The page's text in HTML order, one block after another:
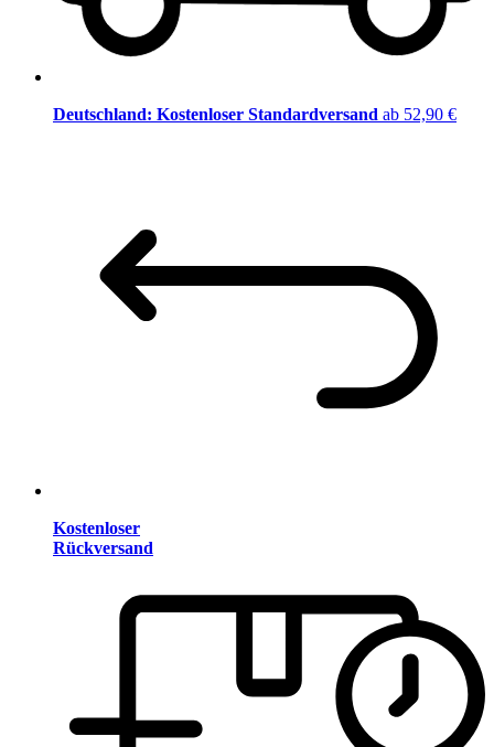
Deutschland: Kostenloser Standardversand ab 52,90 €
Kostenloser
Rückversand